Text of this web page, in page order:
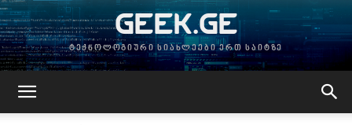
GEEK.GE
ტექნოლოგიური სიახლეები ერთ საიტზე